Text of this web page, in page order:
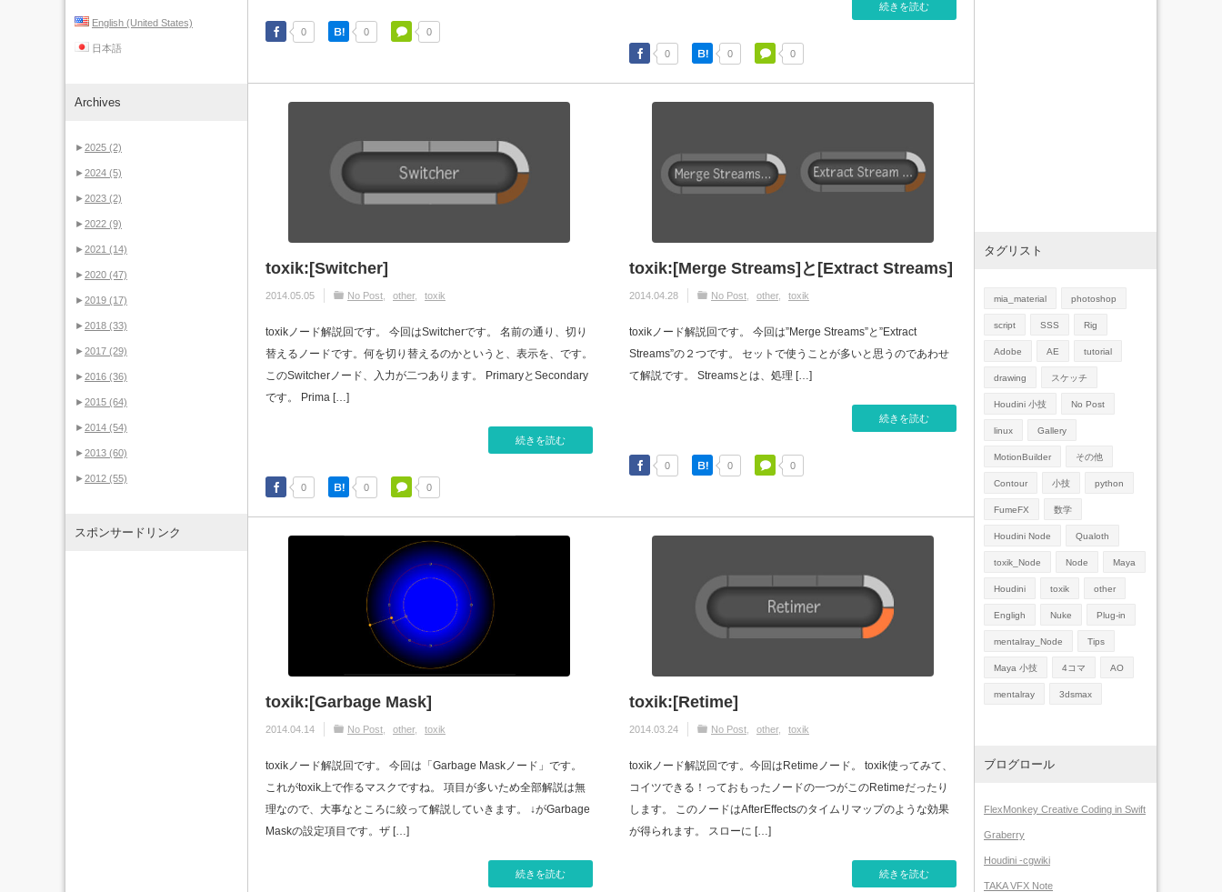
0 0 0
続きを読む
0 0 0
toxik:[Switcher]
2014.05.05 No Post other toxik
toxikノード解説回です。 今回はSwitcherです。 名前の通り、切り
替えるノードです。何を切り替えるのかというと、表示を、です。
このSwitcherノード、入力が二つあります。 PrimaryとSecondary
です。 Prima […]
続きを読む
0 0 0
toxik:[Merge Streams]と[Extract Streams]
2014.04.28 No Post other toxik
toxikノード解説回です。 今回は”Merge Streams”と”Extract
Streams”の２つです。 セットで使うことが多いと思うのであわせ
て解説です。 Streamsとは、処理 […]
続きを読む
0 0 0
toxik:[Garbage Mask]
2014.04.14 No Post other toxik
toxikノード解説回です。 今回は「Garbage Maskノード」です。
これがtoxik上で作るマスクですね。 項目が多いため全部解説は無
理なので、大事なところに絞って解説していきます。 ↓がGarbage
Maskの設定項目です。ザ […]
続きを読む
toxik:[Retime]
2014.03.24 No Post other toxik
toxikノード解説回です。今回はRetimeノード。 toxik使ってみて、
コイツできる！っておもったノードの一つがこのRetimeだったり
します。 このノードはAfterEffectsのタイムリマップのような効果
が得られます。 スローに […]
続きを読む
English (United States)
日本語
Archives
►2025 (2)
►2024 (5)
►2023 (2)
►2022 (9)
►2021 (14)
►2020 (47)
►2019 (17)
►2018 (33)
►2017 (29)
►2016 (36)
►2015 (64)
►2014 (54)
►2013 (60)
►2012 (55)
スポンサードリンク
タグリスト
mia_material photoshop
script SSS Rig
Adobe AE tutorial
drawing スケッチ
Houdini 小技 No Post
linux Gallery
MotionBuilder その他
Contour 小技 python
FumeFX 数学
Houdini Node Qualoth
toxik_Node Node Maya
Houdini toxik other
Engligh Nuke Plug-in
mentalray_Node Tips
Maya 小技 4コマ AO
mentalray 3dsmax
ブログロール
FlexMonkey Creative Coding in Swift
Graberry
Houdini -cgwiki
TAKA VFX Note